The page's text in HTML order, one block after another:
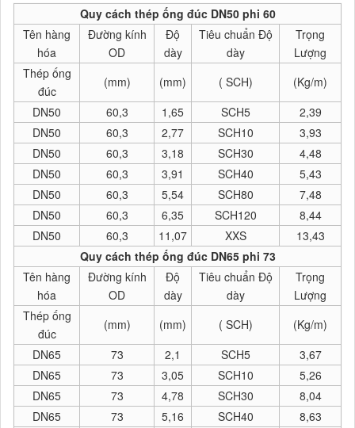
Quy cách thép ống đúc DN50 phi 60
Tên hàng
hóa
Đường kính
OD
Độ
dày
Tiêu chuẩn Độ
dày
Trọng
Lượng
Thép ống
đúc
(mm) (mm) ( SCH)
(Kg/m)
DN50
60,3 1,65 SCH5
2,39
DN50
60,3 2,77 SCH10
3,93
DN50
60,3 3,18 SCH30
4,48
DN50
60,3 3,91 SCH40
5,43
DN50
60,3 5,54 SCH80
7,48
DN50
60,3 6,35 SCH120
8,44
DN50
60,3 11,07 XXS
13,43
Quy cách thép ống đúc DN65 phi 73
Tên hàng
hóa
Đường kính
OD
Độ
dày
Tiêu chuẩn Độ
dày
Trọng
Lượng
Thép ống
đúc
(mm) (mm) ( SCH)
(Kg/m)
DN65
73 2,1 SCH5
3,67
DN65
73 3,05 SCH10
5,26
DN65
73 4,78 SCH30
8,04
DN65
73 5,16 SCH40
8,63